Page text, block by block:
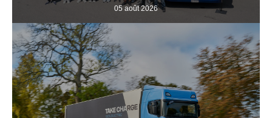
05 août 2026